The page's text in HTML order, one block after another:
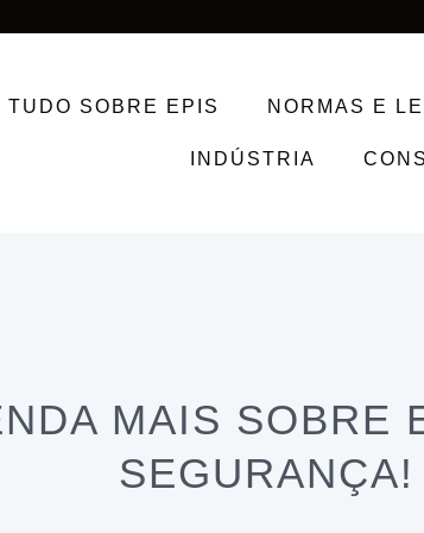
TUDO SOBRE EPIS NORMAS E
INDÚSTRIA
MAIS SOBRE
SEGURANÇA!